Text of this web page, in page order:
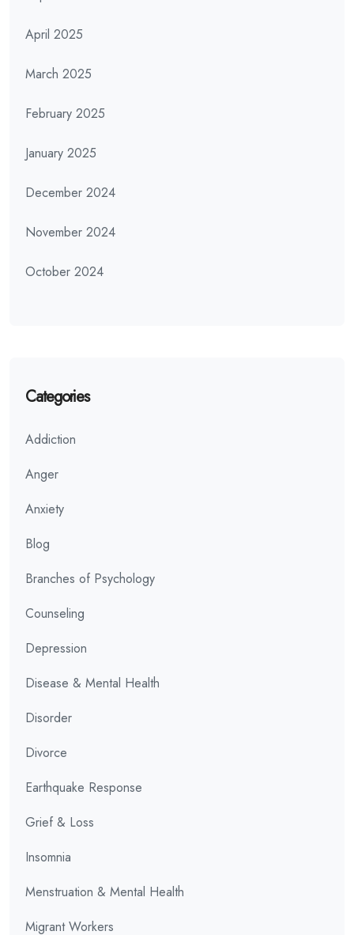
April 2025
March 2025
February 2025
January 2025
December 2024
November 2024
October 2024
Categories
Addiction
Anger
Anxiety
Blog
Branches of Psychology
Counseling
Depression
Disease & Mental Health
Disorder
Divorce
Earthquake Response
Grief & Loss
Insomnia
Menstruation & Mental Health
Migrant Workers